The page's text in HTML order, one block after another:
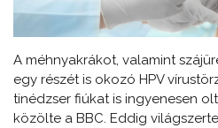
A méhnyakrákot, valamint
egy részét is okozó HPV
tinédzser fiúkat is ingyenesen
közölte a BBC. Eddig